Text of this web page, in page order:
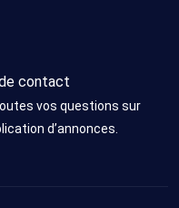
contact
vos questions sur
d’annonces.